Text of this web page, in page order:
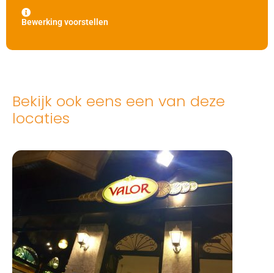
Bewerking voorstellen
Bekijk ook eens een van deze
locaties